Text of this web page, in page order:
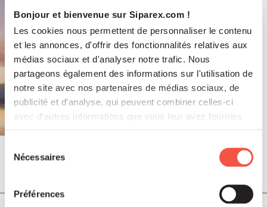
Bonjour et bienvenue sur Siparex.com !
Les cookies nous permettent de personnaliser le contenu
et les annonces, d'offrir des fonctionnalités relatives aux
médias sociaux et d'analyser notre trafic. Nous
partageons également des informations sur l'utilisation de
notre site avec nos partenaires de médias sociaux, de
publicité et d'analyse, qui peuvent combiner celles-ci
avec d'autres informations que vous leur avez fournies
Nécessaires
Préférences